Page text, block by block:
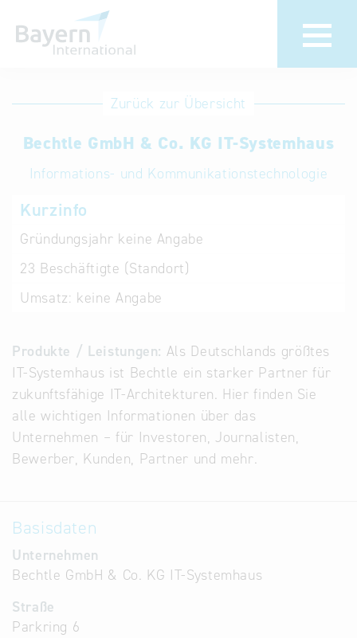
Anmeldung
Unternehmen
anmelden
Eintrag
löschen
Aktualisieren
Datenbanken
Alternative
Datenbanken
aus
Österreich
und der
Zurück zur Übersicht
Bechtle GmbH & Co. KG IT-Systemhaus
Informations- und Kommunikationstechnologie
Kurzinfo
Gründungsjahr keine Angabe
23 Beschäftigte (Standort)
Umsatz: keine Angabe
Produkte / Leistungen: Als Deutschlands größtes
IT-Systemhaus ist Bechtle ein starker Partner für
zukunftsfähige IT-Architekturen. Hier finden Sie
alle wichtigen Informationen über das
Unternehmen – für Investoren, Journalisten,
Bewerber, Kunden, Partner und mehr.
Basisdaten
Unternehmen
Bechtle GmbH & Co. KG IT-Systemhaus
Straße
Parkring 6